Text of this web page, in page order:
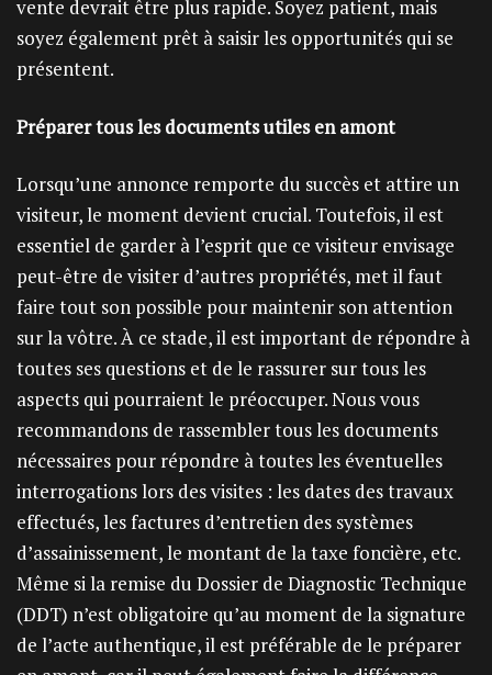
vente devrait être plus rapide. Soyez patient, mais
soyez également prêt à saisir les opportunités qui se
présentent.
Préparer tous les documents utiles en amont
Lorsqu’une annonce remporte du succès et attire un
visiteur, le moment devient crucial. Toutefois, il est
essentiel de garder à l’esprit que ce visiteur envisage
peut-être de visiter d’autres propriétés, met il faut
faire tout son possible pour maintenir son attention
sur la vôtre. À ce stade, il est important de répondre à
toutes ses questions et de le rassurer sur tous les
aspects qui pourraient le préoccuper. Nous vous
recommandons de rassembler tous les documents
nécessaires pour répondre à toutes les éventuelles
interrogations lors des visites : les dates des travaux
effectués, les factures d’entretien des systèmes
d’assainissement, le montant de la taxe foncière, etc.
Même si la remise du Dossier de Diagnostic Technique
(DDT) n’est obligatoire qu’au moment de la signature
de l’acte authentique, il est préférable de le préparer